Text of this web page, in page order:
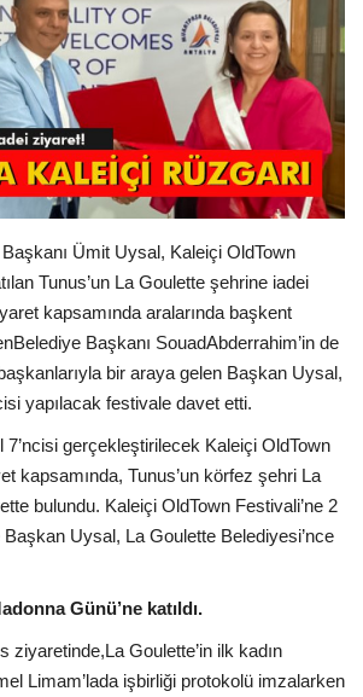
Ümit Uysal, Kaleiçi OldTown
Tunus’un La Goulette şehrine iadei
kapsamında aralarında başkent
Başkanı SouadAbderrahim’in de
bir araya gelen Başkan Uysal,
yapılacak festivale davet etti.
7’ncisi gerçekleştirilecek Kaleiçi OldTown
kapsamında, Tunus’un körfez şehri La
bulundu. Kaleiçi OldTown Festivali’ne 2
Uysal, La Goulette Belediyesi’nce
Günü’ne katıldı.
ziyaretinde,La Goulette’in ilk kadın
Limam’lada işbirliği protokolü imzalarken